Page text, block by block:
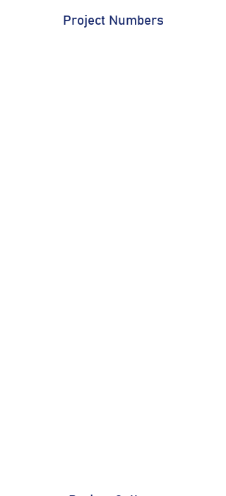
Project Numbers